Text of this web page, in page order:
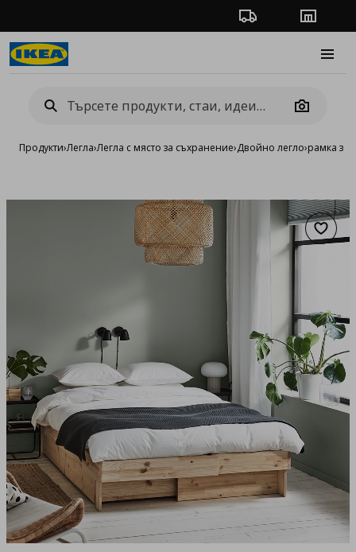
Проследяване на
Camera
Продукти›Легла›Легла с място за съхранение›Двойно легло›рамка за